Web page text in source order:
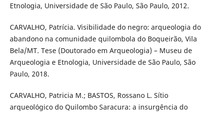
Etnologia, Universidade de São Paulo, São Paulo, 2012.
CARVALHO, Patrícia. Visibilidade do negro: arqueologia do
abandono na comunidade quilombola do Boqueirão, Vila
Bela/MT. Tese (Doutorado em Arqueologia) – Museu de
Arqueologia e Etnologia, Universidade de São Paulo, São
Paulo, 2018.
CARVALHO, Patricia M.; BASTOS, Rossano L. Sítio
arqueológico do Quilombo Saracura: a insurgência do